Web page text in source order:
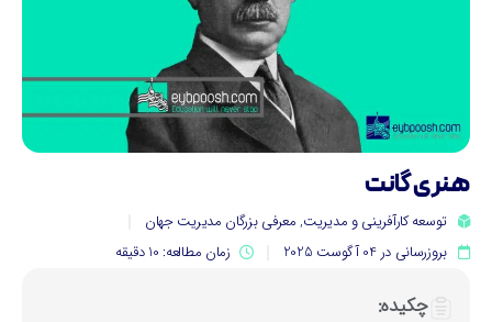
گانت
توسعه کارآفرینی و مدیریت,معرفی بزرگان مدیریت جهان
بروزرسانی در 04 آگوست 2025
زمان مطالعه: 10 دقیقه
چکیده: